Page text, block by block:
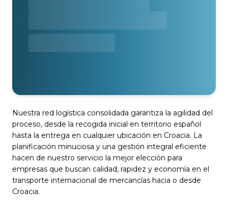
Nuestra red logística consolidada garantiza la agilidad del
proceso, desde la recogida inicial en territorio español
hasta la entrega en cualquier ubicación en Croacia. La
planificación minuciosa y una gestión integral eficiente
hacen de nuestro servicio la mejor elección para
empresas que buscan calidad, rapidez y economía en el
transporte internacional de mercancías hacia o desde
Croacia.